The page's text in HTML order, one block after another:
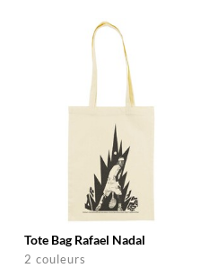
Tote Bag Rafael Nadal
2 couleurs